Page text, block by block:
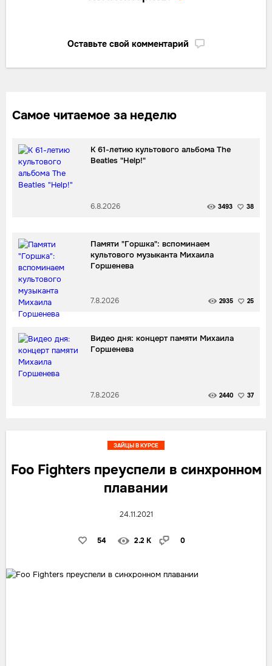
Оставьте свой комментарий
Самое читаемое за неделю
К 61-летию культового альбома The
Beatles "Help!"
6.8.2026 3493 38
Памяти "Горшка": вспоминаем
культового музыканта Михаила
Горшенева
7.8.2026 2935 25
Видео дня: концерт памяти Михаила
Горшенева
7.8.2026 2440 37
Foo Fighters преуспели в синхронном
плавании
24.11.2021
54 2.2 K 0
ЗАЙЦЫ В КУРСЕ